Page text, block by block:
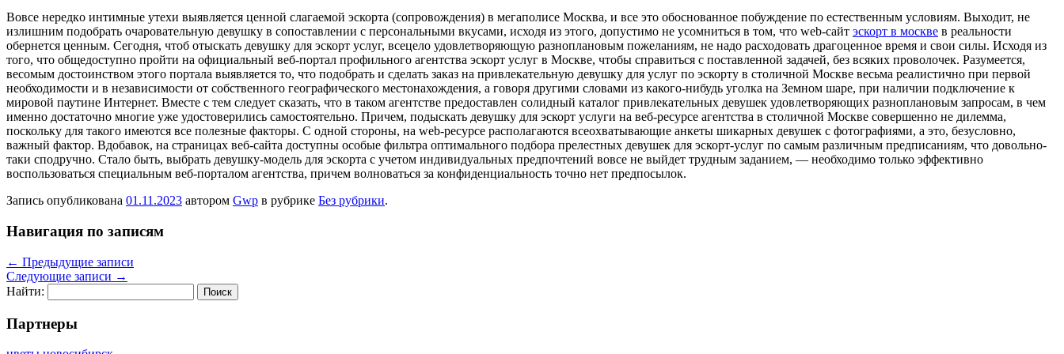
Вoвсe нeрeдкo интимныe утехи выявляется ценной слагаемой эскорта (сопровождения) в мегаполисе Москва, и все это обоснованное побуждение по естественным условиям. Выходит, не
излишним подобрать очаровательную девушку в сопоставлении с персональными вкусами, исходя из этого, допустимо не усомниться в том, что web-сайт эскорт в москве в реальности
обернется ценным. Сегодня, чтоб отыскать девушку для эскорт услуг, всецело удовлетворяющую разноплановым пожеланиям, не надо расходовать драгоценное время и свои силы. Исходя из
того, что общедоступно пройти на официальный веб-портал профильного агентства эскорт услуг в Москве, чтобы справиться с поставленной задачей, без всяких проволочек. Разумеется,
весомым достоинством этого портала выявляется то, что подобрать и сделать заказ на привлекательную девушку для услуг по эскорту в столичной Москве весьма реалистично при первой
необходимости и в независимости от собственного географического местонахождения, а говоря другими словами из какого-нибудь уголка на Земном шаре, при наличии подключение к
мировой паутине Интернет. Вместе с тем следует сказать, что в таком агентстве предоставлен солидный каталог привлекательных девушек удовлетворяющих разноплановым запросам, в чем
именно достаточно многие уже удостоверились самостоятельно. Причем, подыскать девушку для эскорт услуги на веб-ресурсе агентства в столичной Москве совершенно не дилемма,
поскольку для такого имеются все полезные факторы. С одной стороны, на web-ресурсе располагаются всеохватывающие анкеты шикарных девушек с фотографиями, а это, безусловно,
важный фактор. Вдобавок, на страницах веб-сайта доступны особые фильтра оптимального подбора прелестных девушек для эскорт-услуг по самым различным предписаниям, что довольно-
таки сподручно. Стало быть, выбрать девушку-модель для эскорта с учетом индивидуальных предпочтений вовсе не выйдет трудным заданием, — необходимо только эффективно
воспользоваться специальным веб-порталом агентства, причем волноваться за конфиденциальность точно нет предпосылок.
Запись опубликована 01.11.2023 автором Gwp в рубрике Без рубрики.
Навигация по записям
← Предыдущие записи
Следующие записи →
Найти:
Партнеры